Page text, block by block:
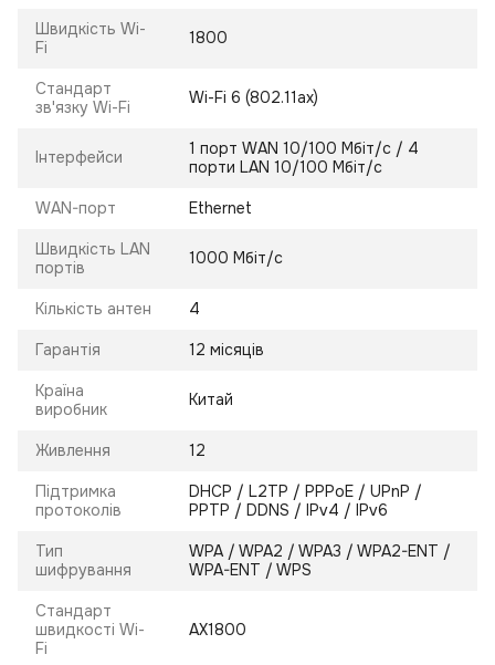
Швидкість Wi-
Fi
1800
Стандарт
зв'язку Wi-Fi
Wi-Fi 6 (802.11ax)
Інтерфейси
1 порт WAN 10/100 Мбіт/с / 4
порти LAN 10/100 Мбіт/с
WAN-порт Ethernet
Швидкість LAN
портів
1000 Мбіт/с
Кількість антен 4
Гарантія 12 місяців
Країна
виробник
Китай
Живлення 12
Підтримка
протоколів
DHCP / L2TP / PPPoE / UPnP /
PPTP / DDNS / IPv4 / IPv6
Тип
шифрування
WPA / WPA2 / WPA3 / WPA2-ENT /
WPA-ENT / WPS
Стандарт
швидкості Wi-
Fi
AX1800